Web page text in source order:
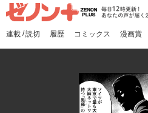
ゼノンプラス
毎日12
が届く
連載 /読切 履歴 コミックス 漫画賞